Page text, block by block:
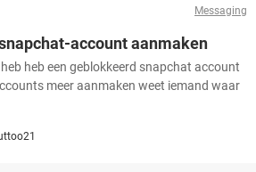
Messaging
account aanmaken
heb een geblokkeerd snapchat account
meer aanmaken weet iemand waar